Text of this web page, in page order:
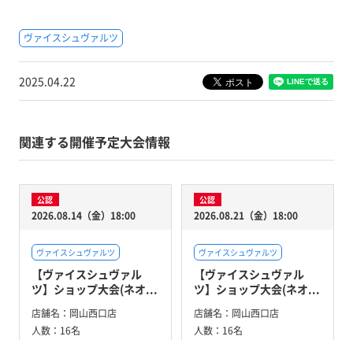
ヴァイスシュヴァルツ
2025.04.22
関連する開催予定大会情報
公認
2026.08.14（金）18:00
ヴァイスシュヴァルツ
【ヴァイスシュヴァル
ツ】ショップ大会(ネオ...
店舗名： 岡山西口店
人数： 16名
公認
2026.08.21（金）18:00
ヴァイスシュヴァルツ
【ヴァイスシュヴァル
ツ】ショップ大会(ネオ...
店舗名： 岡山西口店
人数： 16名